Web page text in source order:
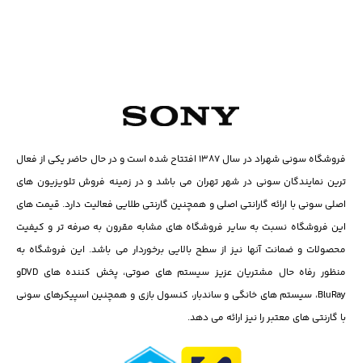
فروشگاه سونی شهراد در سال ۱۳۸۷ افتتاح شده است و در حال حاضر یکی از فعال
ترین نمایندگان سونی در شهر تهران می باشد و در زمینه فروش تلویزیون های
اصلی سونی با ارائه گارانتی اصلی و همچنین گارنتی طلایی فعالیت دارد. قیمت های
این فروشگاه نسبت به سایر فروشگاه های مشابه مقرون به صرفه تر و کیفیت
محصولات و ضمانت آنها نیز از سطح بالایی برخوردار می باشد. این فروشگاه به
منظور رفاه حال مشتریان عزیز سیستم های صوتی، پخش کننده های DVD‌و
BluRay، سیستم های خانگی و ساندبار، کنسول بازی و همچنین اسپیکرهای سونی
با گارنتی های معتبر را نیز ارائه می دهد.